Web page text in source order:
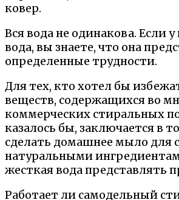
Вся вода не одинакова. Если у
вода, вы знаете, что она
определенные трудности.
Для тех, кто хотел бы
веществ, содержащихся во
коммерческих стиральных
казалось бы, заключается в
сделать домашнее мыло для
натуральными
жесткая вода представлять
Работает ли самодельный